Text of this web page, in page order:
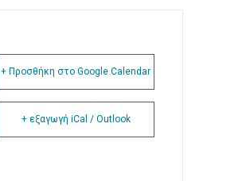
+ Προσθήκη στο Google Calendar
+ εξαγωγή iCal / Outlook